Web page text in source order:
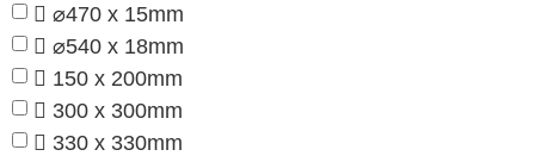
⌀470 x 15mm
⌀540 x 18mm
150 x 200mm
300 x 300mm
330 x 330mm